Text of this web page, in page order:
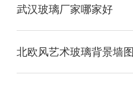
武汉玻璃厂家哪家好
北欧风艺术玻璃背景墙图